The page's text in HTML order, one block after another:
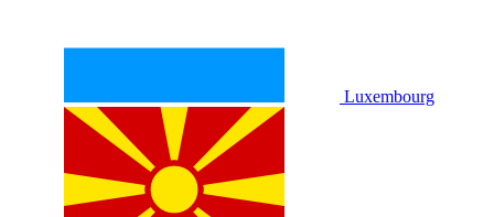
Luxembourg